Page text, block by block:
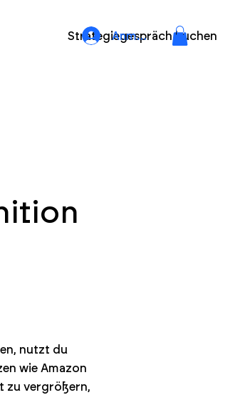
Strategiegespräch buchen
Anmelden
nutzt du
wie Amazon
zu vergrößern,